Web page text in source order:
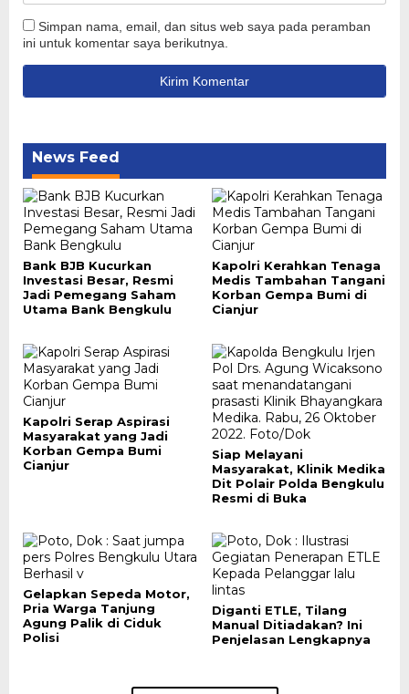
Simpan nama, email, dan situs web saya pada peramban
ini untuk komentar saya berikutnya.
News Feed
Bank BJB Kucurkan
Investasi Besar, Resmi
Jadi Pemegang Saham
Utama Bank Bengkulu
Kapolri Kerahkan Tenaga
Medis Tambahan Tangani
Korban Gempa Bumi di
Cianjur
Kapolri Serap Aspirasi
Masyarakat yang Jadi
Korban Gempa Bumi
Cianjur
Siap Melayani
Masyarakat, Klinik Medika
Dit Polair Polda Bengkulu
Resmi di Buka
Gelapkan Sepeda Motor,
Pria Warga Tanjung
Agung Palik di Ciduk
Polisi
Diganti ETLE, Tilang
Manual Ditiadakan? Ini
Penjelasan Lengkapnya